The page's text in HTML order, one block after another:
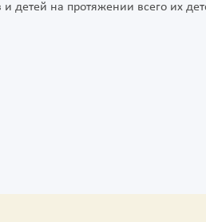
на протяжении всего их